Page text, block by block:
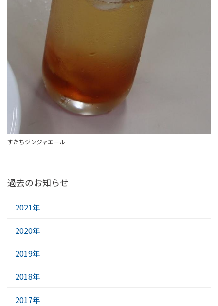
すだちジンジャエール
過去のお知らせ
2021年
2020年
2019年
2018年
2017年